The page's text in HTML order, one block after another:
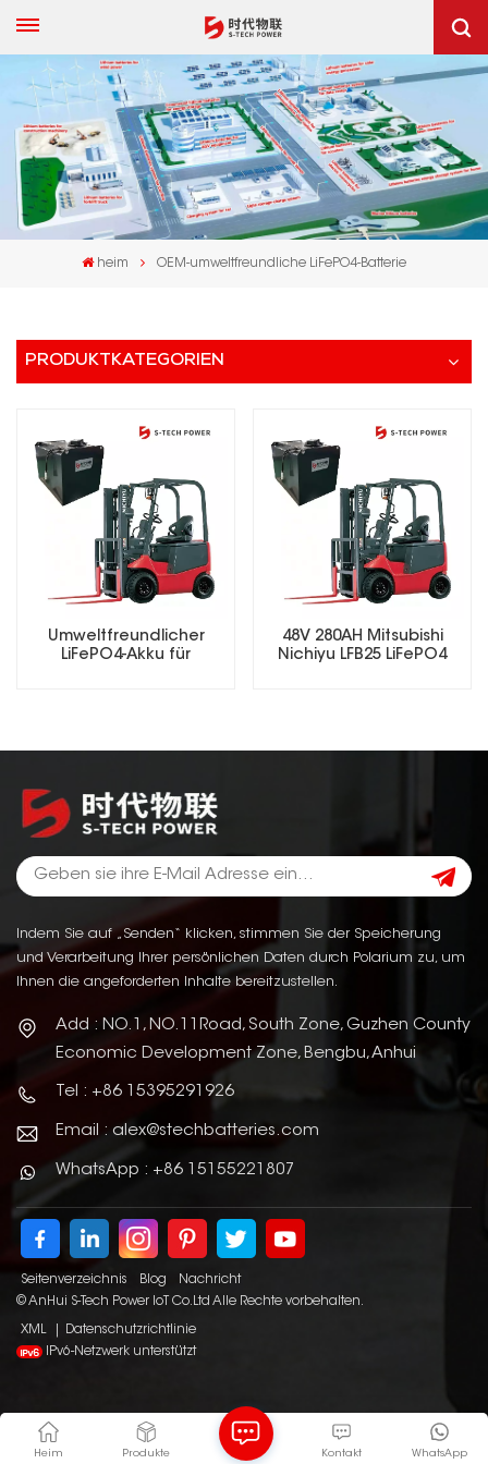
heim OEM-umweltfreundliche LiFePO4-Batterie
PRODUKTKATEGORIEN
Umweltfreundlicher
LiFePO4-Akku für
48V 280AH Mitsubishi
Nichiyu LFB25 LiFePO4
Indem Sie auf „Senden“ klicken, stimmen Sie der Speicherung
und Verarbeitung Ihrer persönlichen Daten durch Polarium zu, um
Ihnen die angeforderten Inhalte bereitzustellen.
Add : NO.1, NO.11Road, South Zone, Guzhen County
Economic Development Zone, Bengbu, Anhui
Tel : +86 15395291926
Email : alex@stechbatteries.com
WhatsApp : +86 15155221807
Seitenverzeichnis Blog
Nachricht
© AnHui S-Tech Power IoT Co.Ltd Alle Rechte vorbehalten.
XML
Datenschutzrichtlinie
IPv6-Netzwerk unterstützt
Heim Produkte WhatsApp
Kontakt